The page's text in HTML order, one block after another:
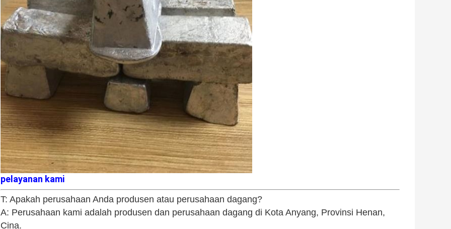
pelayanan kami
T: Apakah perusahaan Anda produsen atau perusahaan dagang?
A: Perusahaan kami adalah produsen dan perusahaan dagang di Kota Anyang, Provinsi Henan,
Cina.